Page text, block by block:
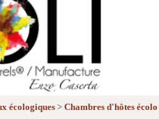
écologiques> Chambres d'hôtes écolo